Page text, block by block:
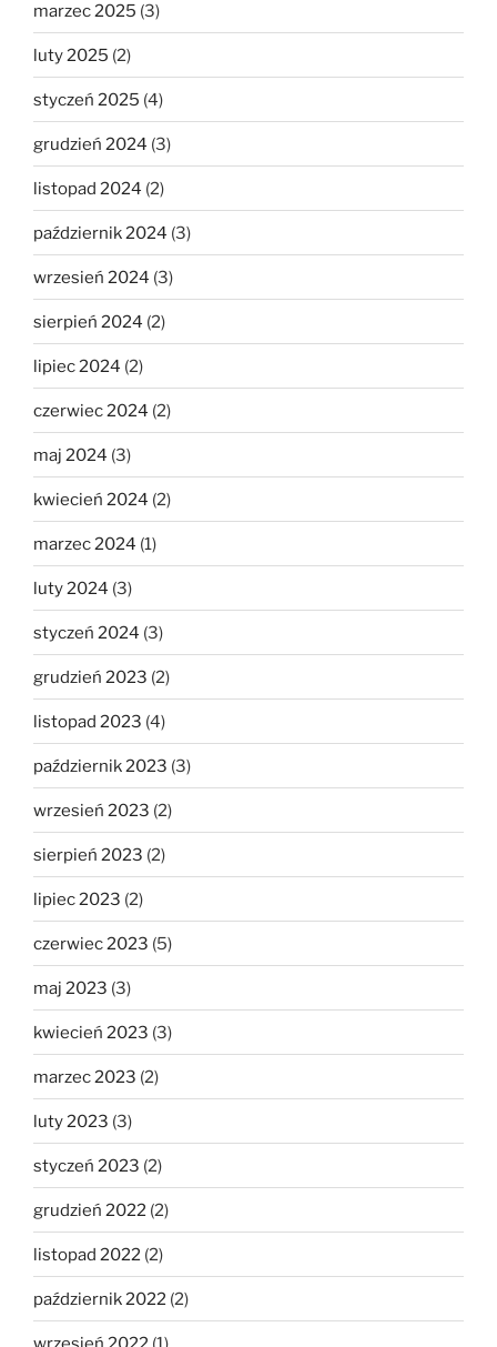
marzec 2025 (3)
luty 2025 (2)
styczeń 2025 (4)
grudzień 2024 (3)
listopad 2024 (2)
październik 2024 (3)
wrzesień 2024 (3)
sierpień 2024 (2)
lipiec 2024 (2)
czerwiec 2024 (2)
maj 2024 (3)
kwiecień 2024 (2)
marzec 2024 (1)
luty 2024 (3)
styczeń 2024 (3)
grudzień 2023 (2)
listopad 2023 (4)
październik 2023 (3)
wrzesień 2023 (2)
sierpień 2023 (2)
lipiec 2023 (2)
czerwiec 2023 (5)
maj 2023 (3)
kwiecień 2023 (3)
marzec 2023 (2)
luty 2023 (3)
styczeń 2023 (2)
grudzień 2022 (2)
listopad 2022 (2)
październik 2022 (2)